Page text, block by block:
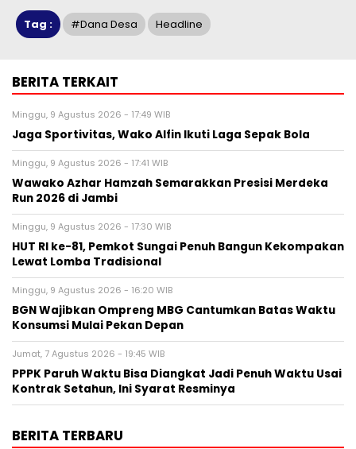
Tag : #dana Desa Headline
BERITA TERKAIT
Minggu, 9 Agustus 2026 - 17:49 WIB
Jaga Sportivitas, Wako Alfin Ikuti Laga Sepak Bola
Minggu, 9 Agustus 2026 - 17:41 WIB
Wawako Azhar Hamzah Semarakkan Presisi Merdeka
Run 2026 di Jambi
Minggu, 9 Agustus 2026 - 17:30 WIB
HUT RI ke-81, Pemkot Sungai Penuh Bangun Kekompakan
Lewat Lomba Tradisional
Minggu, 9 Agustus 2026 - 16:20 WIB
BGN Wajibkan Ompreng MBG Cantumkan Batas Waktu
Konsumsi Mulai Pekan Depan
Jumat, 7 Agustus 2026 - 19:45 WIB
PPPK Paruh Waktu Bisa Diangkat Jadi Penuh Waktu Usai
Kontrak Setahun, Ini Syarat Resminya
BERITA TERBARU